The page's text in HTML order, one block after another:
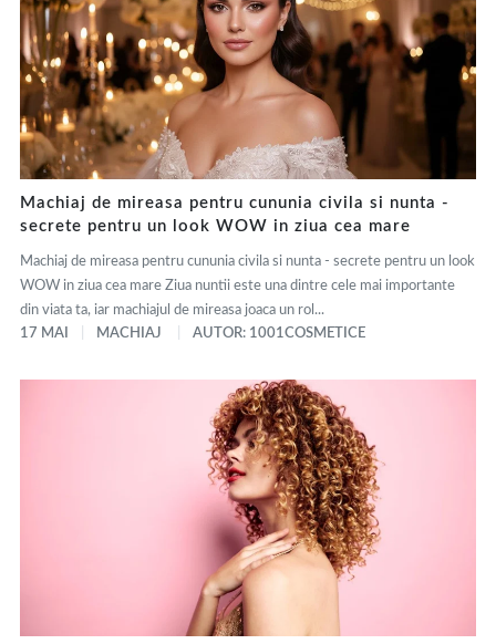
Machiaj de mireasa pentru cununia civila si nunta -
secrete pentru un look WOW in ziua cea mare
Machiaj de mireasa pentru cununia civila si nunta - secrete pentru un look
WOW in ziua cea mare Ziua nuntii este una dintre cele mai importante
din viata ta, iar machiajul de mireasa joaca un rol...
17 MAI
MACHIAJ AUTOR: 1001COSMETICE